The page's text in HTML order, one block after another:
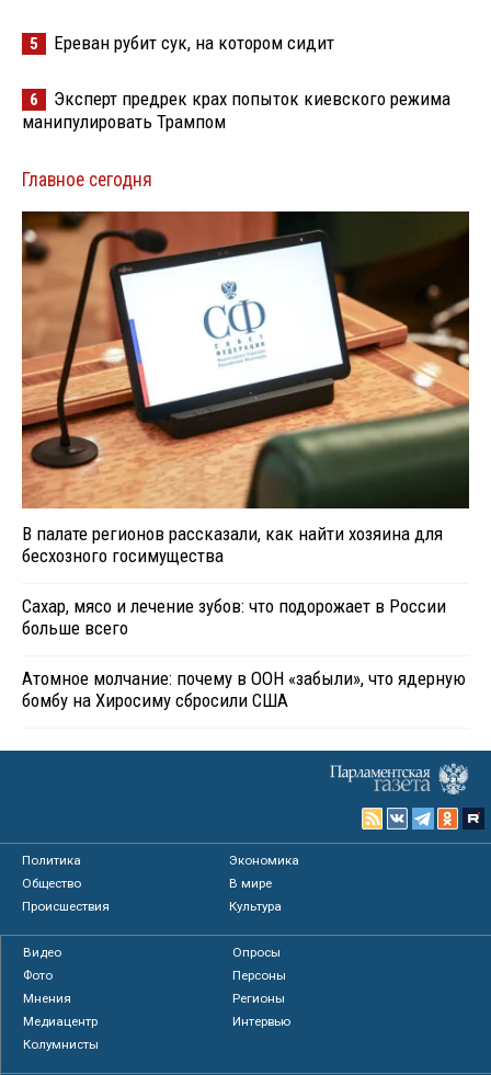
5 Ереван рубит сук, на котором сидит
6
Эксперт предрек крах попыток киевского режима
манипулировать Трампом
Главное сегодня
В палате регионов рассказали, как найти хозяина для
бесхозного госимущества
Сахар, мясо и лечение зубов: что подорожает в России
больше всего
Атомное молчание: почему в ООН «забыли», что ядерную
бомбу на Хиросиму сбросили США
Политика
Экономика
Общество
В мире
Происшествия
Культура
Видео
Опросы
Фото
Персоны
Мнения
Регионы
Медиацентр
Интервью
Колумнисты